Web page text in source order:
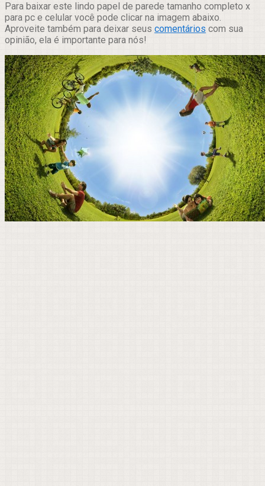
Para baixar este lindo papel de parede tamanho completo x
para pc e celular você pode clicar na imagem abaixo.
Aproveite também para deixar seus comentários com sua
opinião, ela é importante para nós!